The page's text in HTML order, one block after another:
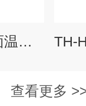
TH-HLW485积雪表面温度传感器
查看更多